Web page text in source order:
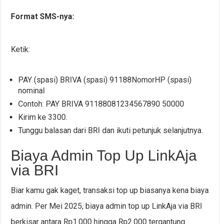
Format SMS-nya:
Ketik:
PAY (spasi) BRIVA (spasi) 91188NomorHP (spasi)
nominal
Contoh: PAY BRIVA 91188081234567890 50000
Kirim ke 3300.
Tunggu balasan dari BRI dan ikuti petunjuk selanjutnya.
Biaya Admin Top Up LinkAja
via BRI
Biar kamu gak kaget, transaksi top up biasanya kena biaya
admin. Per Mei 2025, biaya admin top up LinkAja via BRI
berkisar antara Rp1.000 hingga Rp2.000 tergantung